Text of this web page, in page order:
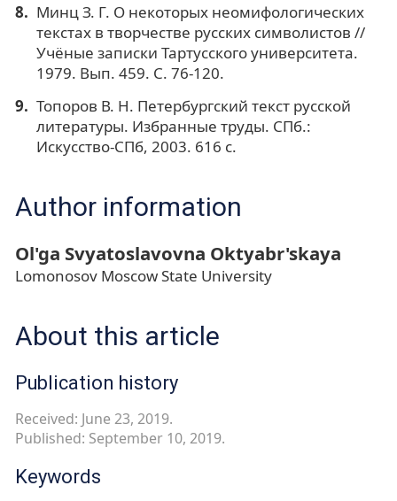
Минц З. Г. О некоторых неомифологических
текстах в творчестве русских символистов //
Учёные записки Тартусского университета.
1979. Вып. 459. С. 76-120.
Топоров В. Н. Петербургский текст русской
литературы. Избранные труды. СПб.:
Искусство-СПб, 2003. 616 с.
Author information
Ol'ga Svyatoslavovna Oktyabr'skaya
Lomonosov Moscow State University
About this article
Publication history
Received: June 23, 2019.
Published: September 10, 2019.
Keywords